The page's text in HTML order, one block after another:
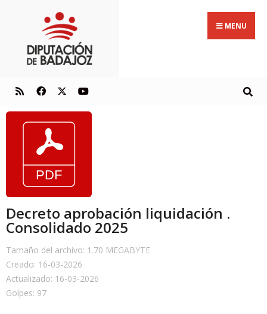
MENU
Decreto aprobación liquidación .
Consolidado 2025
Tamaño del archivo: 1.70 MEGABYTE
Creado: 16-03-2026
Actualizado: 16-03-2026
Golpes: 97